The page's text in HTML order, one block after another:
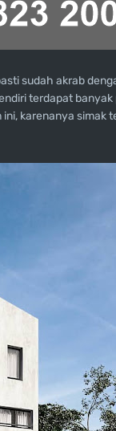
sudah akrab
terdapat
karenanya simak